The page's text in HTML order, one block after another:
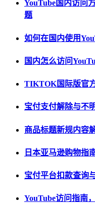
YouTube国内访问
题
如何在国内使用
国内怎么访问
TIKTOK国际版官
宝付支付解除与不
商品标题新规内容
日本亚马逊购物指
宝付平台扣款查询
YouTube访问指南